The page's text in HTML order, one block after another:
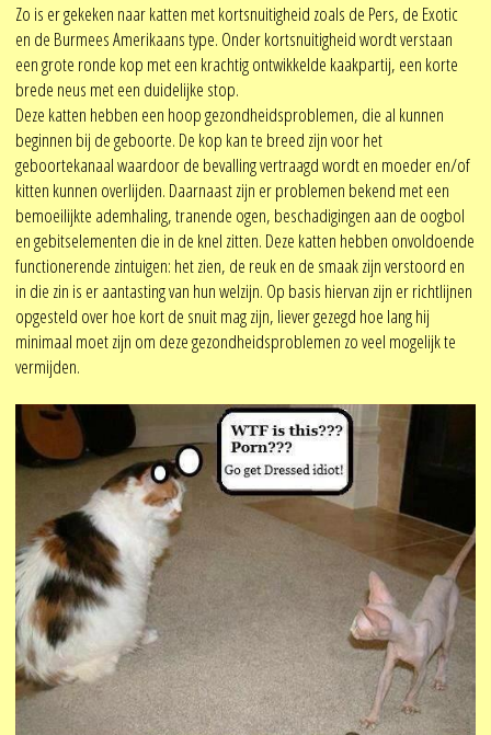
Zo is er gekeken naar katten met kortsnuitigheid zoals de Pers, de Exotic
en de Burmees Amerikaans type. Onder kortsnuitigheid wordt verstaan
een grote ronde kop met een krachtig ontwikkelde kaakpartij, een korte
brede neus met een duidelijke stop.
Deze katten hebben een hoop gezondheidsproblemen, die al kunnen
beginnen bij de geboorte. De kop kan te breed zijn voor het
geboortekanaal waardoor de bevalling vertraagd wordt en moeder en/of
kitten kunnen overlijden. Daarnaast zijn er problemen bekend met een
bemoeilijkte ademhaling, tranende ogen, beschadigingen aan de oogbol
en gebitselementen die in de knel zitten. Deze katten hebben onvoldoende
functionerende zintuigen: het zien, de reuk en de smaak zijn verstoord en
in die zin is er aantasting van hun welzijn. Op basis hiervan zijn er richtlijnen
opgesteld over hoe kort de snuit mag zijn, liever gezegd hoe lang hij
minimaal moet zijn om deze gezondheidsproblemen zo veel mogelijk te
vermijden.